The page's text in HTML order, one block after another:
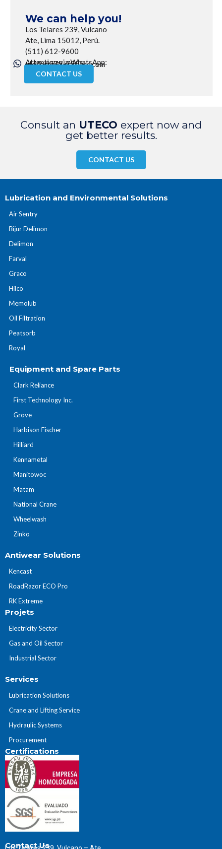
We can help you!
Los Telares 239, Vulcano
Ate, Lima 15012, Perú.
(511) 612-9600
Attention via WhatsApp:
+519-6579-7901
utecotec@utecotec.com
CONTACT US
Consult an UTECO expert now and
get better results.
CONTACT US
Lubrication and Environmental Solutions
Air Sentry
Bijur Delimon
Delimon
Farval
Graco
Hilco
Memolub
Oil Filtration
Peatsorb
Royal
Equipment and Spare Parts
Clark Reliance
First Technology Inc.
Grove
Harbison Fischer
Hilliard
Kennametal
Manitowoc
Matam
National Crane
Wheelwash
Zinko
Antiwear Solutions
Kencast
RoadRazor ECO Pro
RK Extreme
Projets
Electricity Sector
Gas and Oil Sector
Industrial Sector
Services
Lubrication Solutions
Crane and Lifting Service
Hydraulic Systems
Procurement
Certifications
Contact Us